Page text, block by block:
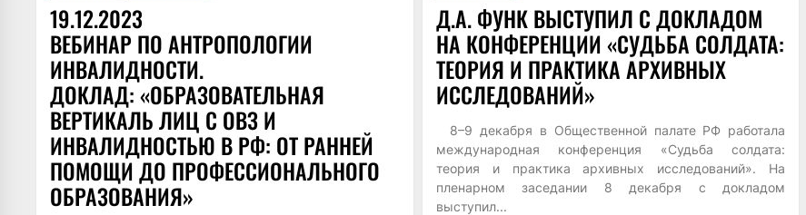
19.12.2023
ВЕБИНАР ПО АНТРОПОЛОГИИ
ИНВАЛИДНОСТИ.
ДОКЛАД: «ОБРАЗОВАТЕЛЬНАЯ
ВЕРТИКАЛЬ ЛИЦ С ОВЗ И
ИНВАЛИДНОСТЬЮ В РФ: ОТ РАННЕЙ
ПОМОЩИ ДО ПРОФЕССИОНАЛЬНОГО
ОБРАЗОВАНИЯ»
Д.А. ФУНК ВЫСТУПИЛ С ДОКЛАДОМ
НА КОНФЕРЕНЦИИ «СУДЬБА СОЛДАТА:
ТЕОРИЯ И ПРАКТИКА АРХИВНЫХ
ИССЛЕДОВАНИЙ»
8–9 декабря в Общественной палате РФ работала
международная конференция «Судьба солдата:
теория и практика архивных исследований». На
пленарном заседании 8 декабря с докладом
выступил...